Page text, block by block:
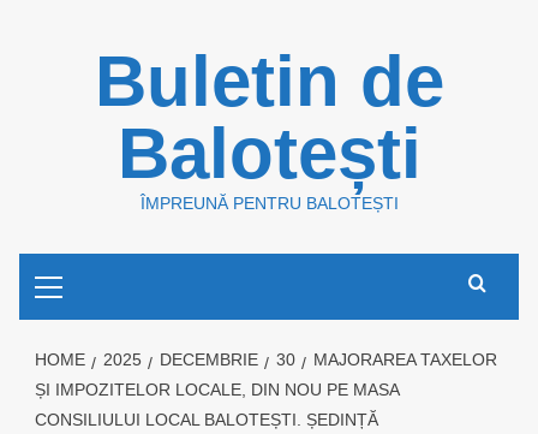
Buletin de
Balotești
ÎMPREUNĂ PENTRU BALOTEȘTI
Menu
HOME 2025 DECEMBRIE 30
MAJORAREA TAXELOR
ȘI IMPOZITELOR LOCALE, DIN NOU PE MASA
CONSILIULUI LOCAL BALOTEȘTI. ȘEDINȚĂ